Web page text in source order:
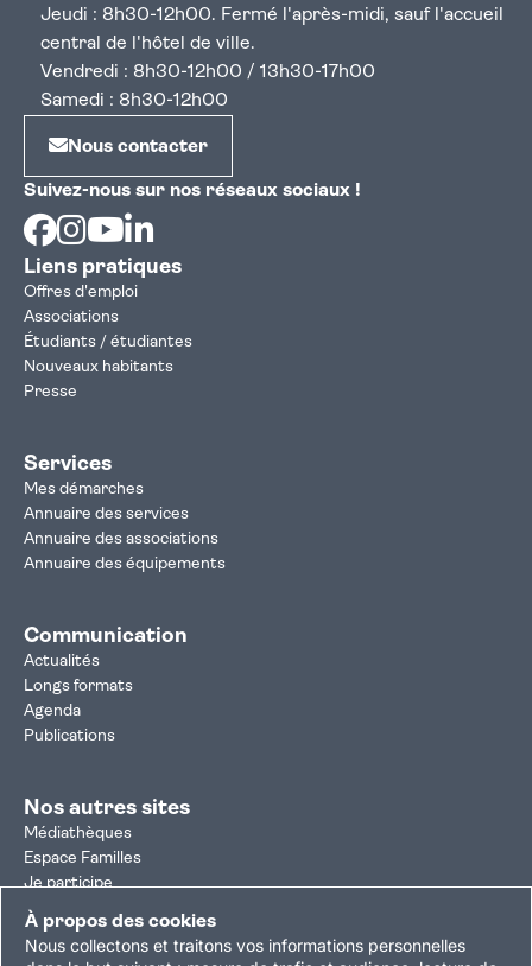
À propos des cookies
Nous collectons et traitons vos informations personnelles
Jeudi : 8h30-12h00. Fermé l'après-midi, sauf l'accueil
central de l'hôtel de ville.
Vendredi : 8h30-12h00 / 13h30-17h00
Samedi : 8h30-12h00
Nous contacter
Suivez-nous sur nos réseaux sociaux !
Facebook
Instagram
Youtube
Liens pratiques
Offres d'emploi
Associations
Étudiants / étudiantes
Nouveaux habitants
Presse
Services
Mes démarches
Annuaire des services
Annuaire des associations
Annuaire des équipements
Communication
Actualités
Longs formats
Agenda
Publications
Nos autres sites
Médiathèques
Espace Familles
Je participe
Autorisation d'urbanisme
Résultats électoraux